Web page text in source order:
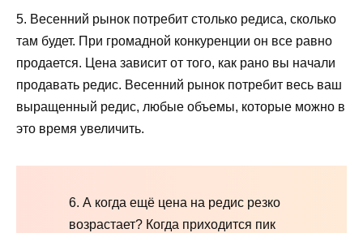
5. Весенний рынок потребит столько редиса, сколько
там будет. При громадной конкуренции он все равно
продается. Цена зависит от того, как рано вы начали
продавать редис. Весенний рынок потребит весь ваш
выращенный редис, любые объемы, которые можно в
это время увеличить.
6. А когда ещё цена на редис резко
возрастает? Когда приходится пик